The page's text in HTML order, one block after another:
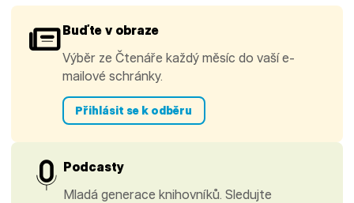
Buďte v obraze
Výběr ze Čtenáře každý měsíc do vaší e-
mailové schránky.
Přihlásit se k odběru
Podcasty
Mladá generace knihovníků. Sledujte